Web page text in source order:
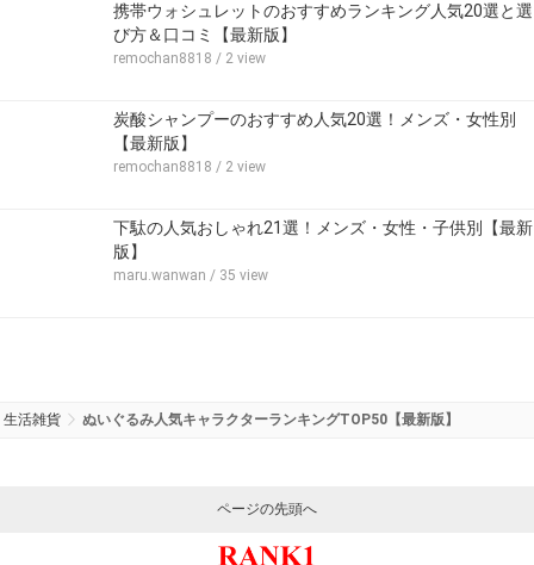
携帯ウォシュレットのおすすめランキング人気20選と選
び方＆口コミ【最新版】
remochan8818 / 2 view
炭酸シャンプーのおすすめ人気20選！メンズ・女性別
【最新版】
remochan8818 / 2 view
下駄の人気おしゃれ21選！メンズ・女性・子供別【最新
版】
maru.wanwan / 35 view
生活雑貨 ぬいぐるみ人気キャラクターランキングTOP50【最新版】
ページの先頭へ